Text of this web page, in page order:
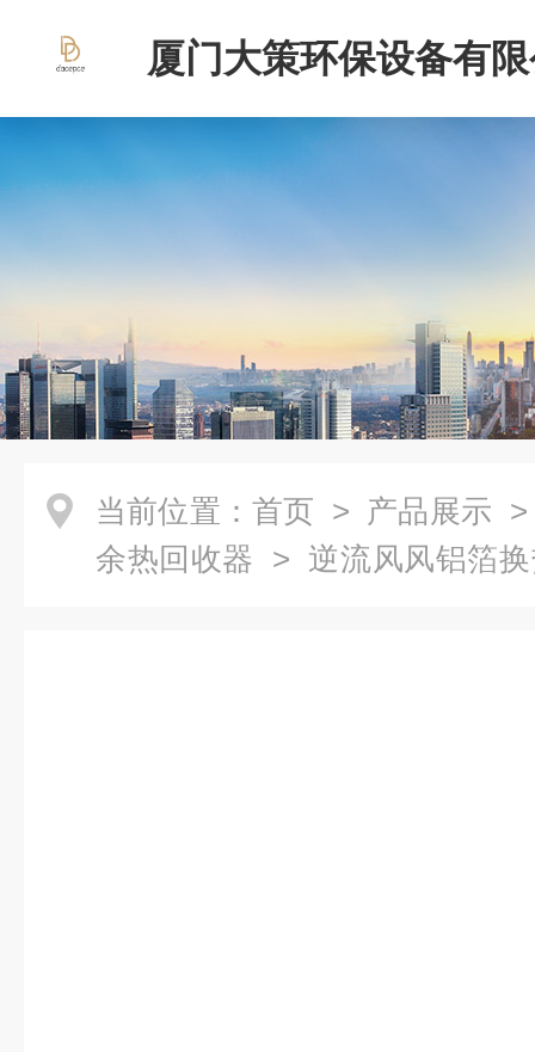
厦门大策环保设备有
当前位置： 首页 > 产品展示
余热回收器 > 逆流风风铝箔